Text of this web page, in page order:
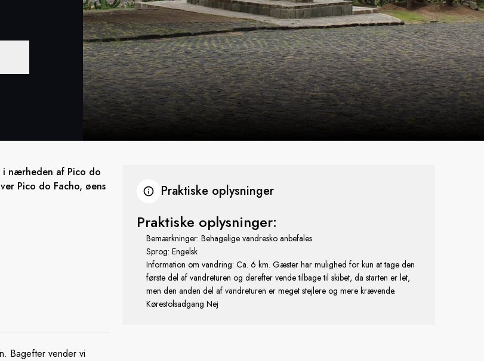
nærheden af Pico do
Pico do Facho, øens
Bagefter vender vi
Praktiske oplysninger
Praktiske oplysninger:
Bemærkninger: Behagelige vandresko anbefales
Sprog: Engelsk
Information om vandring: Ca. 6 km. Gæster har mulighed for kun at tage den
første del af vandreturen og derefter vende tilbage til skibet, da starten er let,
men den anden del af vandreturen er meget stejlere og mere krævende.
Kørestolsadgang Nej